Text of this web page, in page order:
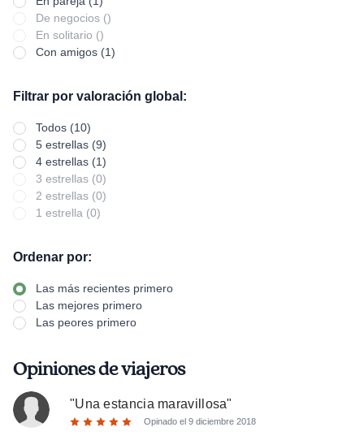
De negocios ()
En solitario ()
Con amigos (1)
Filtrar por valoración global:
Todos (10)
5 estrellas (9)
4 estrellas (1)
3 estrellas (0)
2 estrellas (0)
1 estrella (0)
Ordenar por:
Las más recientes primero
Las mejores primero
Las peores primero
Opiniones de viajeros
"Una estancia maravillosa"
Opinado el 9 diciembre 2018